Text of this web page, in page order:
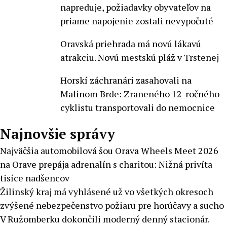
napreduje, požiadavky obyvateľov na
priame napojenie zostali nevypočuté
Oravská priehrada má novú lákavú
atrakciu. Novú mestskú pláž v Trstenej
Horskí záchranári zasahovali na
Malinom Brde: Zraneného 12-ročného
cyklistu transportovali do nemocnice
Najnovšie správy
Najväčšia automobilová šou Orava Wheels Meet 2026
na Orave prepája adrenalín s charitou: Nižná privíta
tisíce nadšencov
Žilinský kraj má vyhlásené už vo všetkých okresoch
zvýšené nebezpečenstvo požiaru pre horúčavy a sucho
V Ružomberku dokončili moderný denný stacionár.